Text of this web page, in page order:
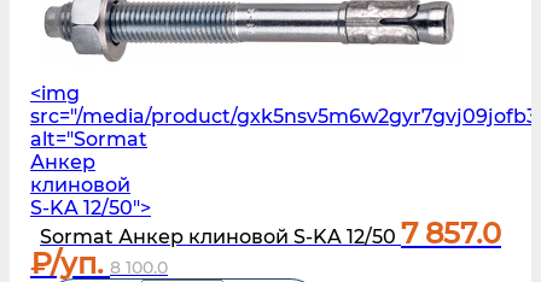
<img
src="/media/product/
alt="Sormat
Анкер
клиновой
S-KA 12/50">
Sormat Анкер клиновой S-KA 12/50 7 857.0
₽/уп. 8 100.0